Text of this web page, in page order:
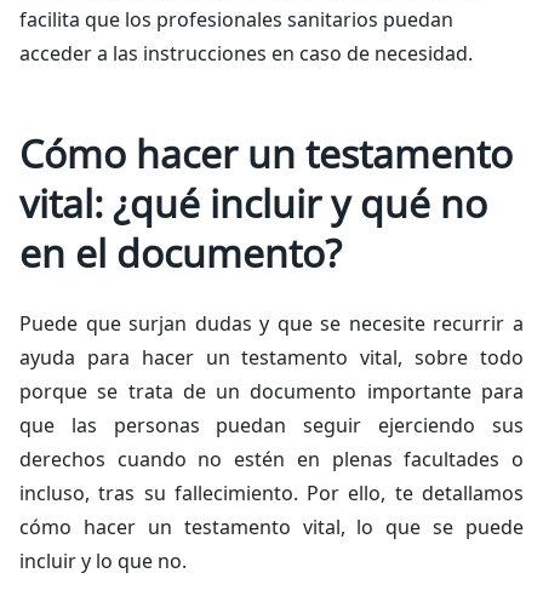
facilita que los profesionales sanitarios puedan
acceder a las instrucciones en caso de necesidad.
Cómo hacer un testamento
vital: ¿qué incluir y qué no
en el documento?
Puede que surjan dudas y que se necesite recurrir a
ayuda para hacer un testamento vital, sobre todo
porque se trata de un documento importante para
que las personas puedan seguir ejerciendo sus
derechos cuando no estén en plenas facultades o
incluso, tras su fallecimiento. Por ello, te detallamos
cómo hacer un testamento vital, lo que se puede
incluir y lo que no.